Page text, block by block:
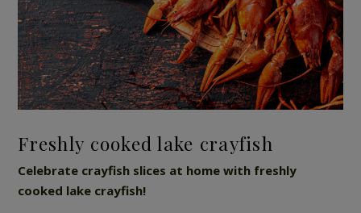
Freshly cooked lake crayfish
Celebrate crayfish slices at home with freshly
cooked lake crayfish!